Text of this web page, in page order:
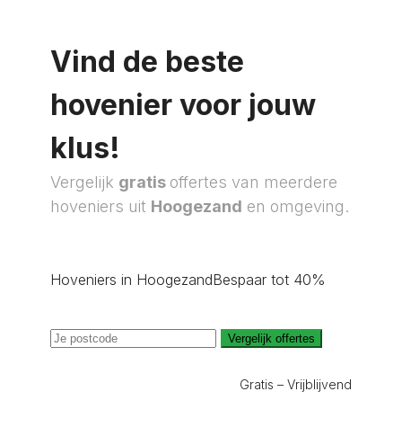
Vind de beste
hovenier voor jouw
klus!
Vergelijk gratis offertes van meerdere
hoveniers uit Hoogezand en omgeving.
Hoveniers in HoogezandBespaar tot 40%
Vergelijk offertes
Gratis – Vrijblijvend